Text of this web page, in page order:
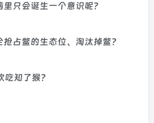
只会诞生一个意识呢？
占鳖的生态位、淘汰掉鳖？
知了猴？